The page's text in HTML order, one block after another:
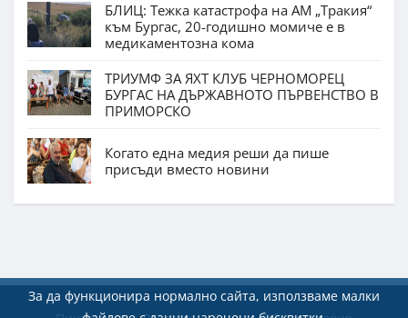
БЛИЦ: Тежка катастрофа на АМ „Тракия“
към Бургас, 20-годишно момиче е в
медикаментозна кома
ТРИУМФ ЗА ЯХТ КЛУБ ЧЕРНОМОРЕЦ
БУРГАС НА ДЪРЖАВНОТО ПЪРВЕНСТВО В
ПРИМОРСКО
Когато една медия реши да пише
присъди вместо новини
За да функционира нормално сайта, използваме малки